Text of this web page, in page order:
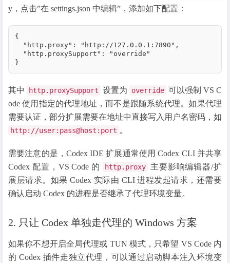
y，点击”在 settings.json 中编辑”，添加如下配置：
{
  "http.proxy": "http://127.0.0.1:7890",
  "http.proxySupport": "override"
}
其中 http.proxySupport 设置为 override 可以强制 VS C
ode 使用指定的代理地址，而不是跟随系统代理。如果代理
需要认证，部分扩展需要在地址中直接写入用户名密码，如
http://user:pass@host:port 。
需要注意的是，Codex IDE 扩展通常使用 Codex CLI 并共享
Codex 配置，VS Code 的
http.proxy
主要影响编辑器/扩
展层请求。如果 Codex 实际由 CLI 进程发起请求，还需要
确认启动 Codex 的进程是否继承了代理环境变量。
2. 只让 Codex 单独走代理的 Windows 方案
如果你不想开启全局代理或 TUN 模式，只希望 VS Code 内
的 Codex 插件走独立代理，可以通过启动脚本注入环境变